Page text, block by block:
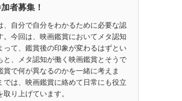
者募集！
、自分で自分をわかるために必要な認
。今回は、映画鑑賞においてメタ認知
って、鑑賞後の印象が変わるはずとい
と、メタ認知が働く映画鑑賞とそうで
賞で何が異なるのかを一緒に考えま
では、映画鑑賞に絡めて日常にも役立
取り上げています。